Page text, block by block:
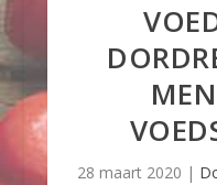
28 maart 2020 |